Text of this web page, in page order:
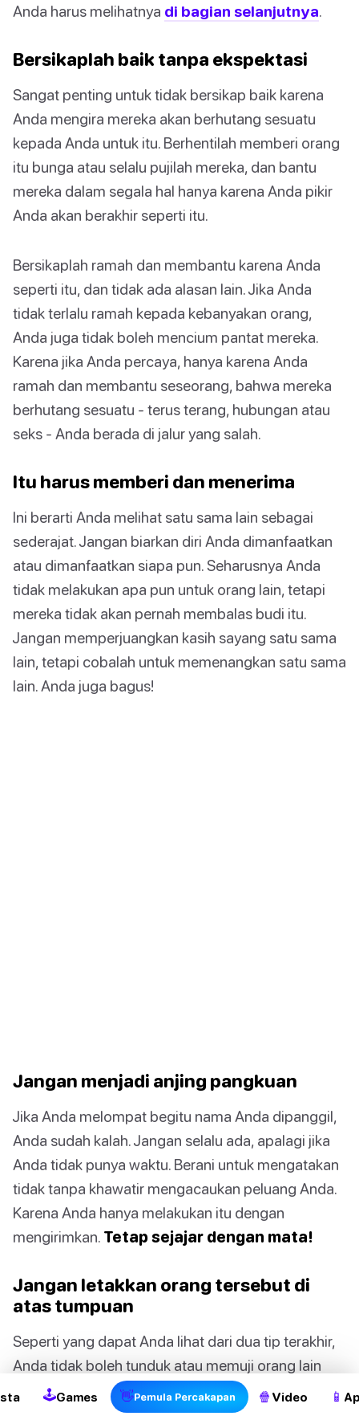
Anda harus melihatnya di bagian selanjutnya.
Bersikaplah baik tanpa ekspektasi
Sangat penting untuk tidak bersikap baik karena
Anda mengira mereka akan berhutang sesuatu
kepada Anda untuk itu. Berhentilah memberi orang
itu bunga atau selalu pujilah mereka, dan bantu
mereka dalam segala hal hanya karena Anda pikir
Anda akan berakhir seperti itu.
Bersikaplah ramah dan membantu karena Anda
seperti itu, dan tidak ada alasan lain. Jika Anda
tidak terlalu ramah kepada kebanyakan orang,
Anda juga tidak boleh mencium pantat mereka.
Karena jika Anda percaya, hanya karena Anda
ramah dan membantu seseorang, bahwa mereka
berhutang sesuatu - terus terang, hubungan atau
seks - Anda berada di jalur yang salah.
Itu harus memberi dan menerima
Ini berarti Anda melihat satu sama lain sebagai
sederajat. Jangan biarkan diri Anda dimanfaatkan
atau dimanfaatkan siapa pun. Seharusnya Anda
tidak melakukan apa pun untuk orang lain, tetapi
mereka tidak akan pernah membalas budi itu.
Jangan memperjuangkan kasih sayang satu sama
lain, tetapi cobalah untuk memenangkan satu sama
lain. Anda juga bagus!
Jangan menjadi anjing pangkuan
Jika Anda melompat begitu nama Anda dipanggil,
Anda sudah kalah. Jangan selalu ada, apalagi jika
Anda tidak punya waktu. Berani untuk mengatakan
tidak tanpa khawatir mengacaukan peluang Anda.
Karena Anda hanya melakukan itu dengan
mengirimkan. Tetap sejajar dengan mata!
Jangan letakkan orang tersebut di
atas tumpuan
Seperti yang dapat Anda lihat dari dua tip terakhir,
Anda tidak boleh tunduk atau memuji orang lain
seolah-olah mereka adalah Juruselamat itu sendiri.
Perlakukan mereka seperti orang normal, seperti
🕹Games 👋Pemula Percakapan 🍿 Video 📱